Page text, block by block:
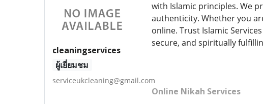
cleaningservices
ผู้เยี่ยมชม
serviceukcleaning@gmail.com
with Islamic principles. We
authenticity. Whether you
online. Trust Islamic
secure, and spiritually
Online Nikah Services